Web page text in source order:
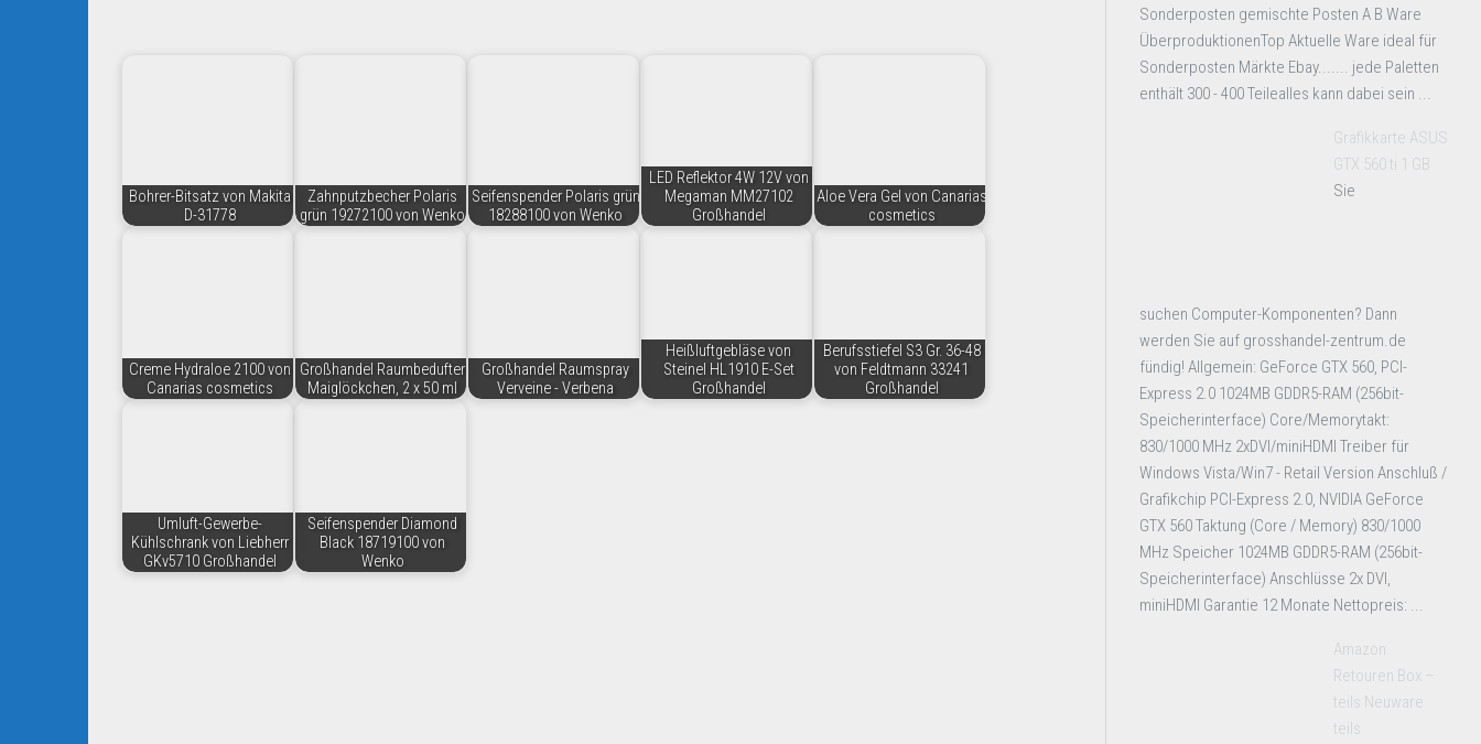
Bohrer-Bitsatz von Makita
D-31778
Zahnputzbecher Polaris
grün 19272100 von Wenko
Seifenspender Polaris grün
18288100 von Wenko
LED Reflektor 4W 12V von
Megaman MM27102
Großhandel
Aloe Vera Gel von Canarias
cosmetics
Creme Hydraloe 2100 von
Canarias cosmetics
Großhandel Raumbedufter
Maiglöckchen, 2 x 50 ml
Großhandel Raumspray
Verveine - Verbena
Heißluftgebläse von
Steinel HL1910 E-Set
Großhandel
Berufsstiefel S3 Gr. 36-48
von Feldtmann 33241
Großhandel
Umluft-Gewerbe-
Kühlschrank von Liebherr
GKv5710 Großhandel
Seifenspender Diamond
Black 18719100 von
Wenko
Sonderposten gemischte Posten A B Ware
ÜberproduktionenTop Aktuelle Ware ideal für
Sonderposten Märkte Ebay....... jede Paletten
enthält 300 - 400 Teilealles kann dabei sein ...
Grafikkarte ASUS
GTX 560 ti 1 GB
Sie
suchen Computer-Komponenten? Dann
werden Sie auf grosshandel-zentrum.de
fündig! Allgemein: GeForce GTX 560, PCI-
Express 2.0 1024MB GDDR5-RAM (256bit-
Speicherinterface) Core/Memorytakt:
830/1000 MHz 2xDVI/miniHDMI Treiber für
Windows Vista/Win7 - Retail Version Anschluß /
Grafikchip PCI-Express 2.0, NVIDIA GeForce
GTX 560 Taktung (Core / Memory) 830/1000
MHz Speicher 1024MB GDDR5-RAM (256bit-
Speicherinterface) Anschlüsse 2x DVI,
miniHDMI Garantie 12 Monate Nettopreis: ...
Amazon
Retouren Box –
teils Neuware
teils